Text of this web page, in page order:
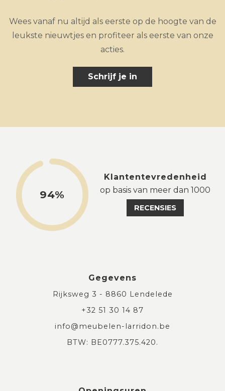
Wees vanaf nu altijd als eerste op de hoogte van de
leukste nieuwtjes en profiteer als eerste van onze
acties.
Schrijf je in
94%
Klantentevredenheid
op basis van meer dan 1000
RECENSIES
Gegevens
Rijksweg 3 - 8860 Lendelede
+32 51 30 14 87
info@meubelen-larridon.be
BTW: BE0777.375.420.